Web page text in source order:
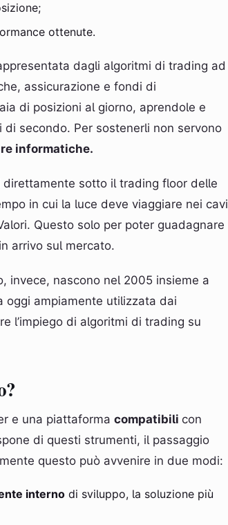
ottenute.
dagli algoritmi di trading ad
assicurazione e fondi di
di posizioni al giorno, aprendole e
secondo. Per sostenerli non servono
informatiche.
sotto il trading floor delle
in cui la luce deve viaggiare nei cavi
Questo solo per poter guadagnare
arrivo sul mercato.
invece, nascono nel 2005 insieme a
oggi ampiamente utilizzata dai
l’impiego di algoritmi di trading su
e una piattaforma compatibili con
di questi strumenti, il passaggio
questo può avvenire in due modi:
interno di sviluppo, la soluzione più